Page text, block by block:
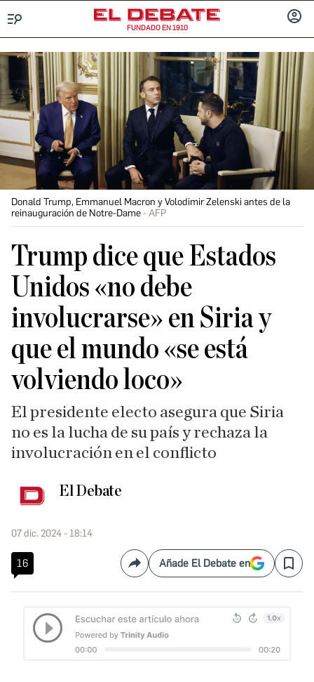
FUNDADO EN 1910
Donald Trump, Emmanuel Macron y Volodimir Zelenski antes de la
reinauguración de Notre-Dame
AFP
Trump dice que Estados
Unidos «no debe
involucrarse» en Siria y
que el mundo «se está
volviendo loco»
El presidente electo asegura que Siria
no es la lucha de su país y rechaza la
involucración en el conflicto
El Debate
07 dic. 2024 - 18:14
16 CompartirAñade El Debate en Save